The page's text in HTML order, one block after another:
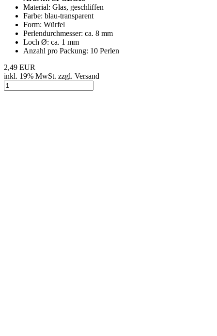
Material: Glas, geschliffen
Farbe: blau-transparent
Form: Würfel
Perlendurchmesser: ca. 8 mm
Loch Ø: ca. 1 mm
Anzahl pro Packung: 10 Perlen
2,49 EUR
inkl. 19% MwSt. zzgl. Versand